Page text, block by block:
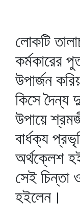
লোকটি
কর্মকারের
উপার্জন
কিসে দৈন্য
উপায়ে
বার্ধক্য
অর্থক্লেশ
সেই চিন্তা
হইলেন।